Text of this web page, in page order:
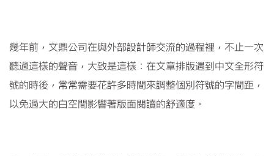
幾年前，文鼎公司在與外部設計師交流的過程裡，不止一次
聽過這樣的聲音，大致是這樣：在文章排版遇到中文全形符
號的時後，常常需要花許多時間來調整個別符號的字間距，
以免過大的白空間影響著版面閱讀的舒適度。